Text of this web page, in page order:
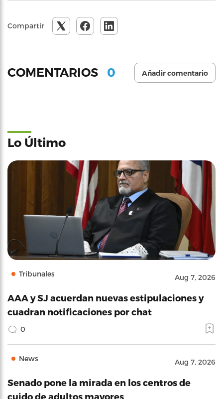
Compartir
COMENTARIOS 0 Añadir comentario
Lo Último
Tribunales Aug 7, 2026
AAA y SJ acuerdan nuevas estipulaciones y
cuadran notificaciones por chat
0
News Aug 7, 2026
Senado pone la mirada en los centros de
cuido de adultos mayores